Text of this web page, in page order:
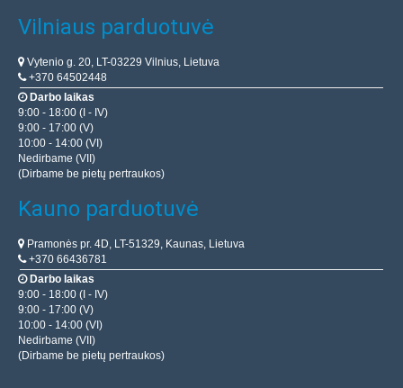
Vilniaus parduotuvė
Vytenio g. 20, LT-03229 Vilnius, Lietuva
+370 64502448
Darbo laikas
9:00 - 18:00 (I - IV)
9:00 - 17:00 (V)
10:00 - 14:00 (VI)
Nedirbame (VII)
(Dirbame be pietų pertraukos)
Kauno parduotuvė
Pramonės pr. 4D, LT-51329, Kaunas, Lietuva
+370 66436781
Darbo laikas
9:00 - 18:00 (I - IV)
9:00 - 17:00 (V)
10:00 - 14:00 (VI)
Nedirbame (VII)
(Dirbame be pietų pertraukos)